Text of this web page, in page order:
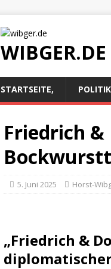
WIBGER.DE
STARTSEITE,
Friedrich
5. Juni 2025 Horst-
„Friedrich &